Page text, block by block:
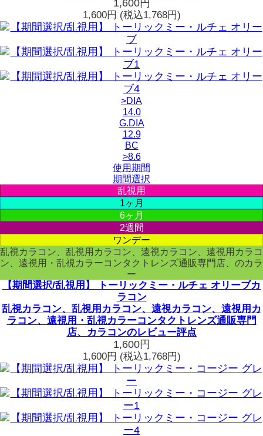
1,600円
1,600円 (税込1,768円)
>DIA
14.0
G.DIA
12.9
BC
>8.6
使用期間
期間選択
乱視用
1ヶ月
6ヶ月
2週間
ワンデー
乱視カラコン、乱視用カラコン、遠視カラコン、遠視用カラコ
ン、遠視用・乱視カラーコンタクトレンズ通販専門店、のカラ
ー
【期間選択/乱視用】 トーリックミー・ルチェ オリーブカ
ラコン
乱視カラコン、乱視用カラコン、遠視カラコン、遠視用カ
ラコン、遠視用・乱視カラーコンタクトレンズ通販専門
店、カラコンのレビュー評点
1,600円
1,600円 (税込1,768円)